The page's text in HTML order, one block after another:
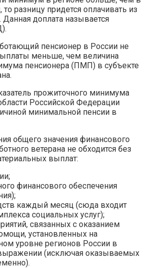
разницу придется оплачивать из
доплата называется
пенсионер в России не
меньше, чем величина
пенсионера (ПМП) в субъекте
прожиточного минимума
Российской Федерации
минимальной пенсии в
общего значения финансового
ветерана не обходится без
выплат:
финансового обеспечения
каждый месяц (сюда входит
социальных услуг);
связанных с оказанием
установленных на
уровне регионов России в
(исключая оказываемых